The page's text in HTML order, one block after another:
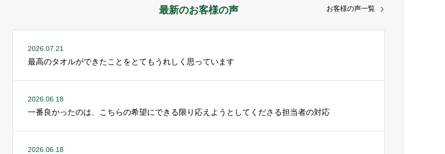
最新のお客様の声
2026.07.21
最高のタオルができたことをとてもうれしく思っています
2026.06.18
一番良かったのは、こちらの希望にできる限り応えようとしてくださる担当者の対応
2026.06.18
お客様の声一覧